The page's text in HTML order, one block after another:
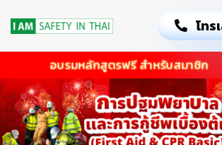
โทร
อบรมหลักสูตรฟรี สำหรับสมาชิก